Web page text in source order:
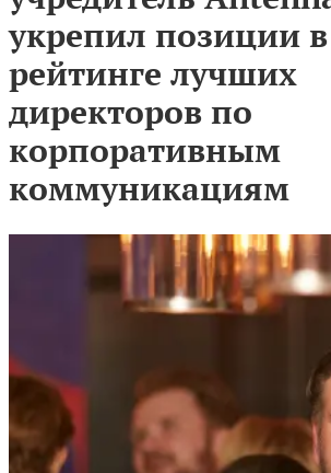
укрепил позиции в
рейтинге лучших
директоров по
корпоративным
коммуникациям